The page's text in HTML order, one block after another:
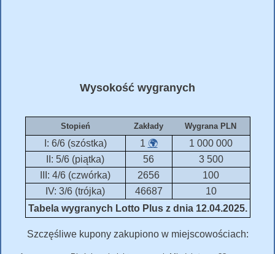
Wysokość wygranych
Stopień Zakłady Wygrana PLN
I: 6/6 (szóstka) 1 🌍
1 000 000
II: 5/6 (piątka)
56
3 500
III: 4/6 (czwórka)
2656
100
IV: 3/6 (trójka)
46687
10
Tabela wygranych Lotto Plus z dnia 12.04.2025.
Szczęśliwe kupony zakupiono w miejscowościach: